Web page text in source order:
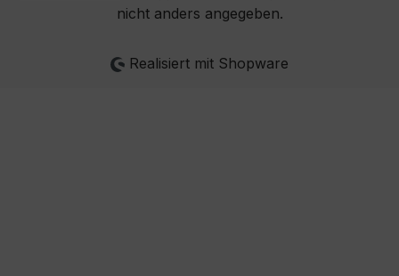
nicht anders angegeben.
Realisiert mit Shopware